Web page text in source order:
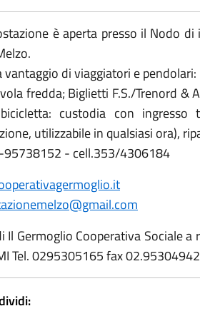
è aperta presso il Nodo
vantaggio di viaggiatori e pendolari:
fredda; Biglietti F.S./Trenord &
custodia con ingresso
utilizzabile in qualsiasi ora),
- cell.353/4306184
Il Germoglio Cooperativa Sociale a
Tel. 0295305165 fax 02.95304942